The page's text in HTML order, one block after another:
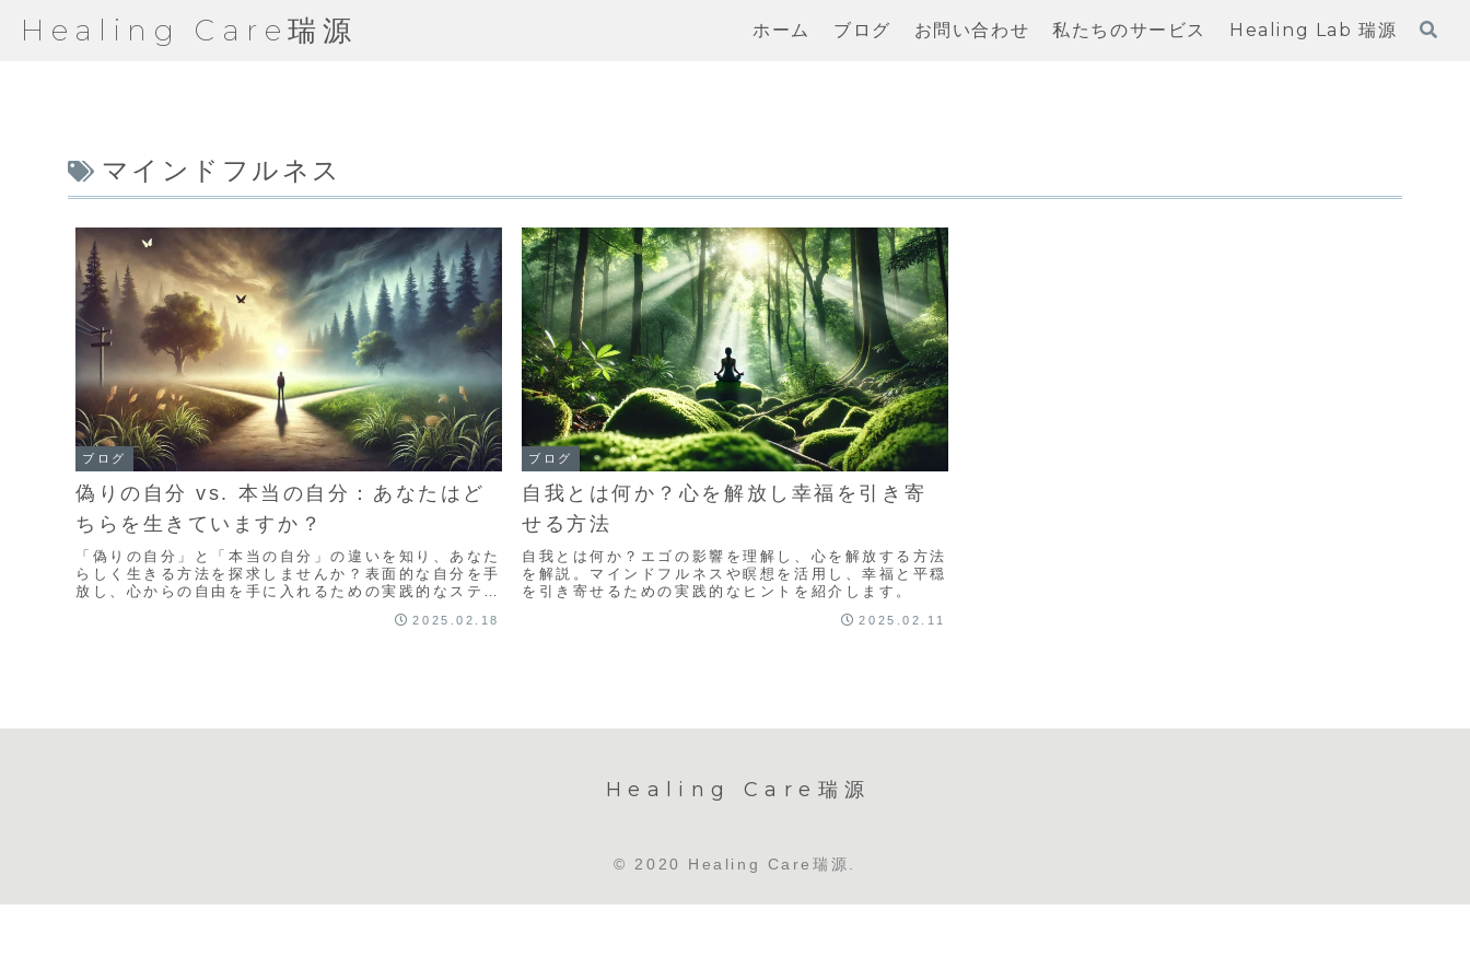
Healing Care瑞源 ホーム ブログ お問い合わせ 私たちのサービス Healing Lab 瑞源
マインドフルネス
ブログ
偽りの自分 vs. 本当の自分：あなたはど
ちらを生きていますか？
「偽りの自分」と「本当の自分」の違いを知り、あなた
らしく生きる方法を探求しませんか？表面的な自分を手
放し、心からの自由を手に入れるための実践的なステッ
2025.02.18
ブログ
自我とは何か？心を解放し幸福を引き寄
せる方法
自我とは何か？エゴの影響を理解し、心を解放する方法
を解説。マインドフルネスや瞑想を活用し、幸福と平穏
を引き寄せるための実践的なヒントを紹介します。
2025.02.11
Healing Care瑞源
© 2020 Healing Care瑞源.